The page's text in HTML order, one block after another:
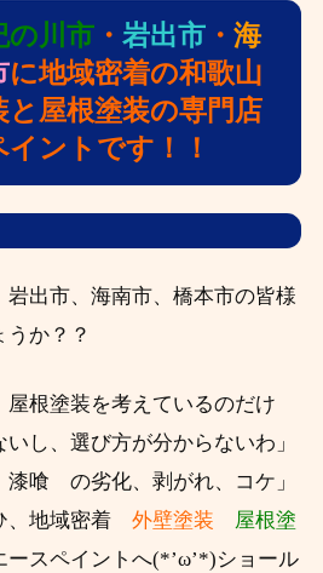
の川市 ・ 岩出市 ・ 海
に地域密着の和歌山
と屋根塗装の専門店
ントです！！
出市、海南市、橋本市の皆様
か？？
屋根塗装を考えているのだけ
し、選び方が分からないわ」
喰 の劣化、剥がれ、コケ」
地域密着 外壁塗装
屋根塗
ースペイントへ(*’ω’*)ショール